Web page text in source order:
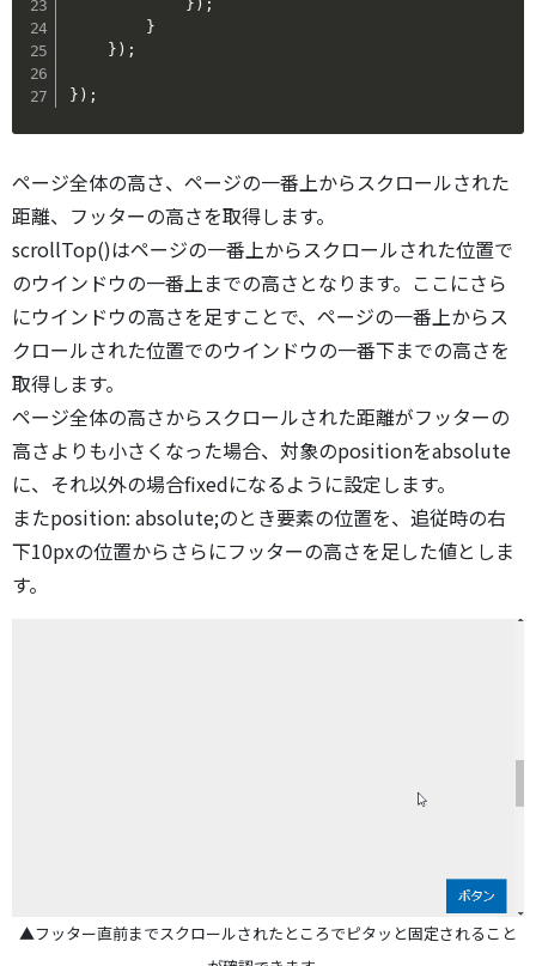
} ) ;
}
} ) ;
} ) ;
ページ全体の高さ、ページの一番上からスクロールされた
距離、フッターの高さを取得します。
scrollTop()はページの一番上からスクロールされた位置で
のウインドウの一番上までの高さとなります。ここにさら
にウインドウの高さを足すことで、ページの一番上からス
クロールされた位置でのウインドウの一番下までの高さを
取得します。
ページ全体の高さからスクロールされた距離がフッターの
高さよりも小さくなった場合、対象のpositionをabsolute
に、それ以外の場合fixedになるように設定します。
またposition: absolute;のとき要素の位置を、追従時の右
下10pxの位置からさらにフッターの高さを足した値としま
す。
▲フッター直前までスクロールされたところでピタッと固定されること